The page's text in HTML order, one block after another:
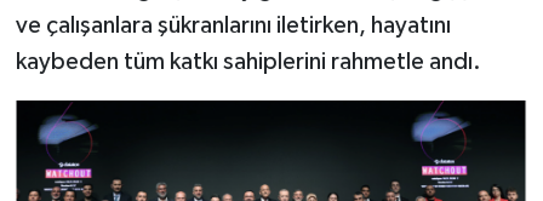
ve çalışanlara şükranlarını iletirken, hayatını
kaybeden tüm katkı sahiplerini rahmetle andı.